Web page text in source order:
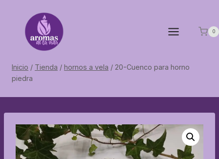
contenido
0
Inicio / Tienda / hornos a vela / 20-Cuenco para horno
piedra